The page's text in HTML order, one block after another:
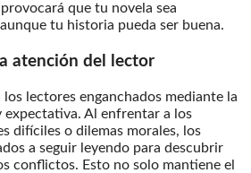
que tu novela sea
tu historia pueda ser buena.
atención del lector
lectores enganchados mediante la
expectativa. Al enfrentar a los
difíciles o dilemas morales, los
a seguir leyendo para descubrir
conflictos. Esto no solo mantiene el